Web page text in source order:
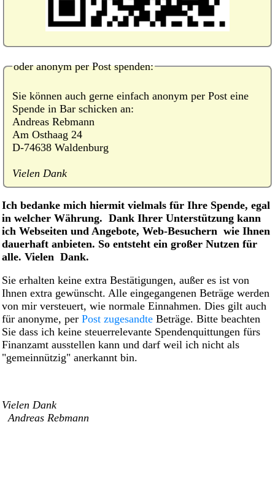
oder anonym per Post spenden:
Sie können auch gerne einfach anonym per Post eine
Spende in Bar schicken an:
Andreas Rebmann
Am Osthaag 24
D-74638 Waldenburg
Vielen Dank
Ich bedanke mich hiermit vielmals für Ihre Spende, egal
in welcher Währung. Dank Ihrer Unterstützung kann
ich Webseiten und Angebote, Web-Besuchern wie Ihnen
dauerhaft anbieten. So entsteht ein großer Nutzen für
alle. Vielen Dank.
Sie erhalten keine extra Bestätigungen, außer es ist von
Ihnen extra gewünscht. Alle eingegangenen Beträge werden
von mir versteuert, wie normale Einnahmen. Dies gilt auch
für anonyme, per Post zugesandte Beträge. Bitte beachten
Sie dass ich keine steuerrelevante Spendenquittungen fürs
Finanzamt ausstellen kann und darf weil ich nicht als
"gemeinnützig" anerkannt bin.
Vielen Dank
Andreas Rebmann